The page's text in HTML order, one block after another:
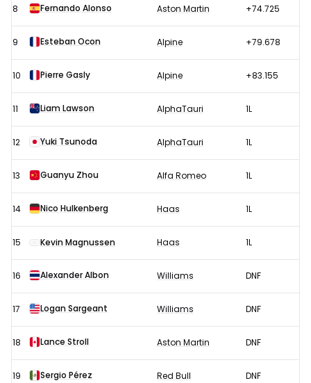
8 Fernando Alonso Aston Martin +74.725
9 Esteban Ocon Alpine +79.678
10 Pierre Gasly Alpine +83.155
11 Liam Lawson AlphaTauri 1L
12 Yuki Tsunoda AlphaTauri 1L
13 Guanyu Zhou Alfa Romeo 1L
14 Nico Hulkenberg Haas 1L
15 Kevin Magnussen Haas 1L
16 Alexander Albon Williams DNF
17 Logan Sargeant Williams DNF
18 Lance Stroll Aston Martin DNF
19 Sergio Pérez Red Bull DNF